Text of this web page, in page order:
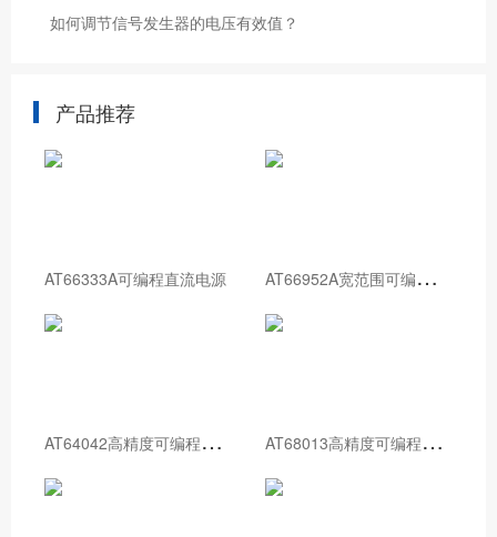
如何调节信号发生器的电压有效值？
产品推荐
AT66333A可编程直流电源 A
T66952A宽范围可编程直流电源
A
T64042高精度可编程直流电源 A
T68013高精度可编程直流电源